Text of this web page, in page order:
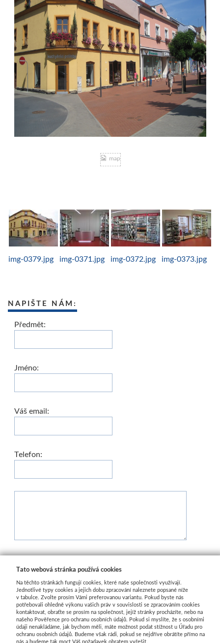
img-0379.jpg img-0371.jpg img-0372.jpg img-0373.jpg
NAPIŠTE NÁM:
Předmět:
Jméno:
Váš email:
Telefon:
Tato webová stránka používá cookies
Na těchto stránkách fungují cookies, které naše společnosti využívají.
Jednotlivé typy cookies a jejich dobu zpracování naleznete popsané níže
v tabulce. Zvolte prosím Vámi preferovanou variantu. Pokud byste nás
potřebovali ohledně výkonu vašich práv v souvislosti se zpracováním cookies
kontaktovat, obraťte se prosím na společnost, jejíž stránky procházíte, nebo na
našeho Pověřence pro ochranu osobních údajů. Pokud si myslíte, že s osobními
údaji nenakládáme, jak bychom měli, máte možnost podat stížnost u Úřadu pro
ochranu osobních údajů. Budeme však rádi, pokud se nejdříve obrátíte přímo na
nás a budeme tak moct Váš požadavek obratem vyřešit.